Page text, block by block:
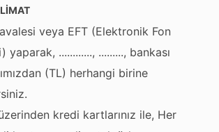
veya EFT (Elektronik Fon
yaparak, ............, ........., bankası
(TL) herhangi birine
kredi kartlarınız ile, Her